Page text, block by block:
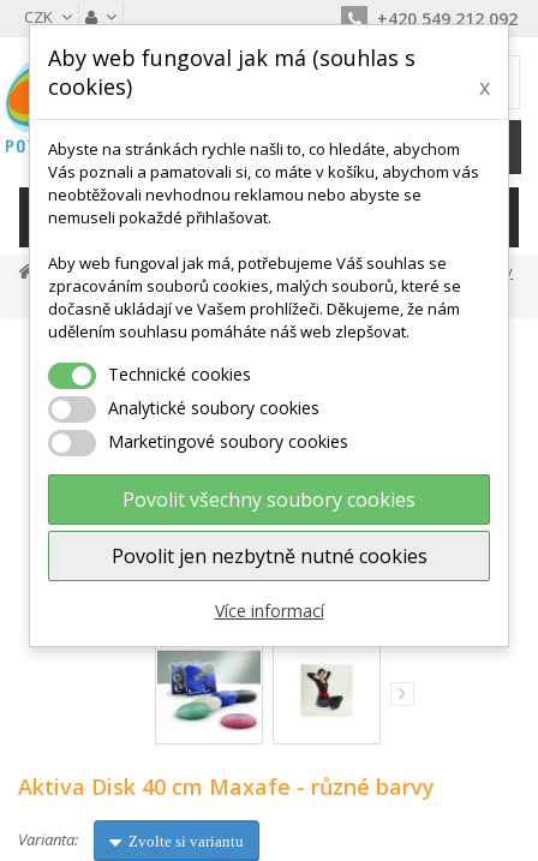
CZK +420 549 212 092
0 Kč
KATEGORIE
Balanční Podložky, Točny
Nafukovací Balanční Pomůcky
Aktiva Disk 40 Cm Maxafe - Různé Barvy
Zobrazit větší
Aktiva Disk 40 cm Maxafe - různé barvy
Varianta: Zvolte si variantu
Aby web fungoval jak má (souhlas s
cookies)
x
Abyste na stránkách rychle našli to, co hledáte, abychom
Vás poznali a pamatovali si, co máte v košíku, abychom vás
neobtěžovali nevhodnou reklamou nebo abyste se
nemuseli pokaždé přihlašovat.
Aby web fungoval jak má, potřebujeme Váš souhlas se
zpracováním souborů cookies, malých souborů, které se
dočasně ukládají ve Vašem prohlížeči. Děkujeme, že nám
udělením souhlasu pomáháte náš web zlepšovat.
Technické cookies
Analytické soubory cookies
Marketingové soubory cookies
Povolit všechny soubory cookies
Povolit jen nezbytně nutné cookies
Více informací